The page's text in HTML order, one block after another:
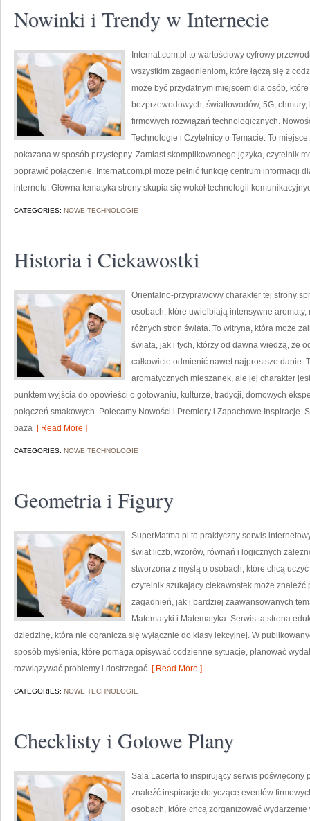
Nowinki i Trendy w Internecie
Internat.com.pl to wartościowy cyfrowy
wszystkim zagadnieniom, które łączą się z
może być przydatnym miejscem dla osób,
bezprzewodowych, światłowodów, 5G,
firmowych rozwiązań technologicznych.
Technologie i Czytelnicy o Temacie. To
pokazana w sposób przystępny. Zamiast skomplikowanego języka, czytelnik
poprawić połączenie. Internat.com.pl może pełnić funkcję centrum informacji
internetu. Główna tematyka strony skupia się wokół technologii
CATEGORIES: NOWE TECHNOLOGIE
Historia i Ciekawostki
Orientalno-przyprawowy charakter tej strony
osobach, które uwielbiają intensywne
różnych stron świata. To witryna, która może
świata, jak i tych, którzy od dawna wiedzą, że
całkowicie odmienić nawet najprostsze danie.
aromatycznych mieszanek, ale jej charakter
punktem wyjścia do opowieści o gotowaniu, kulturze, tradycji, domowych
połączeń smakowych. Polecamy Nowości i Premiery i Zapachowe Inspiracje.
baza [ Read More ]
CATEGORIES: NOWE TECHNOLOGIE
Geometria i Figury
SuperMatma.pl to praktyczny serwis
świat liczb, wzorów, równań i logicznych
stworzona z myślą o osobach, które chcą
czytelnik szukający ciekawostek może
zagadnień, jak i bardziej zaawansowanych
Matematyki i Matematyka. Serwis ta strona
dziedzinę, która nie ogranicza się wyłącznie do klasy lekcyjnej. W
sposób myślenia, które pomaga opisywać codzienne sytuacje, planować
rozwiązywać problemy i dostrzegać [ Read More ]
CATEGORIES: NOWE TECHNOLOGIE
Checklisty i Gotowe Plany
Sala Lacerta to inspirujący serwis poświęcony
znaleźć inspiracje dotyczące eventów
osobach, które chcą zorganizować